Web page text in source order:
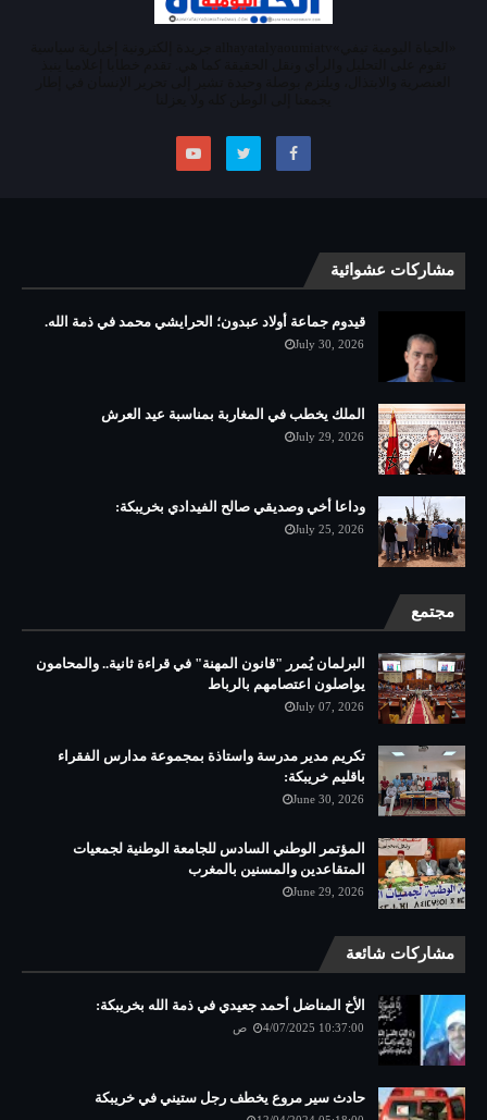
مشاركات عشوائية
قيدوم جماعة أولاد عبدون؛ الحرايشي محمد في ذمة الله.
July 30, 2026
الملك يخطب في المغاربة بمناسبة عيد العرش
July 29, 2026
وداعا أخي وصديقي صالح الفيدادي بخريبكة:
July 25, 2026
مجتمع
البرلمان يُمرر "قانون المهنة" في قراءة ثانية.. والمحامون
يواصلون اعتصامهم بالرباط
July 07, 2026
تكريم مدير مدرسة واستاذة بمجموعة مدارس الفقراء
باقليم خريبكة:
June 30, 2026
المؤتمر الوطني السادس للجامعة الوطنية لجمعيات
المتقاعدين والمسنين بالمغرب
June 29, 2026
مشاركات شائعة
الأخ المناضل أحمد جعيدي في ذمة الله بخريبكة:
4/07/2025 10:37:00 ص
حادث سير مروع يخطف رجل ستيني في خريبكة